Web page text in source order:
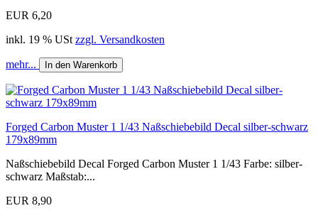
EUR 6,20
inkl. 19 % USt zzgl. Versandkosten
mehr... In den Warenkorb
Forged Carbon Muster 1 1/43 Naßschiebebild Decal silber-schwarz
179x89mm
Naßschiebebild Decal Forged Carbon Muster 1 1/43 Farbe: silber-
schwarz Maßstab:...
EUR 8,90